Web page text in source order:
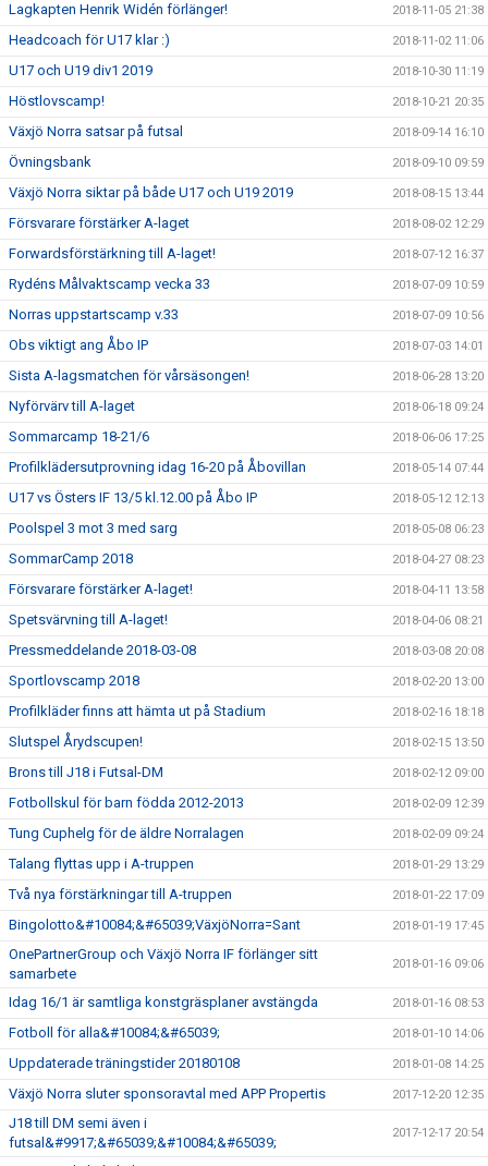
Lagkapten Henrik Widén förlänger! 2018-11-05 21:38
Headcoach för U17 klar :) 2018-11-02 11:06
U17 och U19 div1 2019 2018-10-30 11:19
Höstlovscamp! 2018-10-21 20:35
Växjö Norra satsar på futsal 2018-09-14 16:10
Övningsbank 2018-09-10 09:59
Växjö Norra siktar på både U17 och U19 2019 2018-08-15 13:44
Försvarare förstärker A-laget 2018-08-02 12:29
Forwardsförstärkning till A-laget! 2018-07-12 16:37
Rydéns Målvaktscamp vecka 33 2018-07-09 10:59
Norras uppstartscamp v.33 2018-07-09 10:56
Obs viktigt ang Åbo IP 2018-07-03 14:01
Sista A-lagsmatchen för vårsäsongen! 2018-06-28 13:20
Nyförvärv till A-laget 2018-06-18 09:24
Sommarcamp 18-21/6 2018-06-06 17:25
Profilklädersutprovning idag 16-20 på Åbovillan 2018-05-14 07:44
U17 vs Östers IF 13/5 kl.12.00 på Åbo IP 2018-05-12 12:13
Poolspel 3 mot 3 med sarg 2018-05-08 06:23
SommarCamp 2018 2018-04-27 08:23
Försvarare förstärker A-laget! 2018-04-11 13:58
Spetsvärvning till A-laget! 2018-04-06 08:21
Pressmeddelande 2018-03-08 2018-03-08 20:08
Sportlovscamp 2018 2018-02-20 13:00
Profilkläder finns att hämta ut på Stadium 2018-02-16 18:18
Slutspel Årydscupen! 2018-02-15 13:50
Brons till J18 i Futsal-DM 2018-02-12 09:00
Fotbollskul för barn födda 2012-2013 2018-02-09 12:39
Tung Cuphelg för de äldre Norralagen 2018-02-09 09:24
Talang flyttas upp i A-truppen 2018-01-29 13:29
Två nya förstärkningar till A-truppen 2018-01-22 17:09
Bingolotto&#10084;&#65039;VäxjöNorra=Sant 2018-01-19 17:45
OnePartnerGroup och Växjö Norra IF förlänger sitt
samarbete
2018-01-16 09:06
Idag 16/1 är samtliga konstgräsplaner avstängda 2018-01-16 08:53
Fotboll för alla&#10084;&#65039; 2018-01-10 14:06
Uppdaterade träningstider 20180108 2018-01-08 14:25
Växjö Norra sluter sponsoravtal med APP Propertis 2017-12-20 12:35
J18 till DM semi även i
futsal&#9917;&#65039;&#10084;&#65039;
2017-12-17 20:54